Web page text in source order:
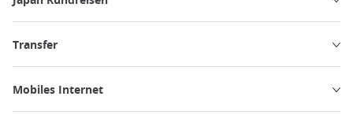
Transfer
Mobiles Internet